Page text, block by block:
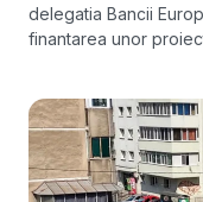
delegatia Bancii
finantarea unor